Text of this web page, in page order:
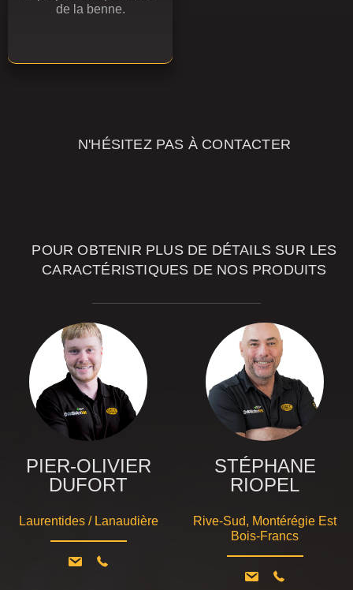
de la benne.
N'HÉSITEZ PAS À CONTACTER
POUR OBTENIR PLUS DE DÉTAILS SUR LES
CARACTÉRISTIQUES DE NOS PRODUITS
PIER-OLIVIER
DUFORT
Laurentides / Lanaudière
STÉPHANE
RIOPEL
Rive-Sud, Montérégie Est
Bois-Francs